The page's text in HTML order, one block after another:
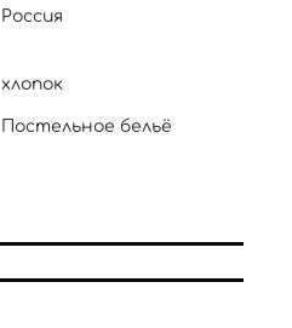
Россия
хлопок
Постельное бельё